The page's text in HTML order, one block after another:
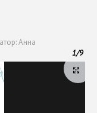
Анна
1/9